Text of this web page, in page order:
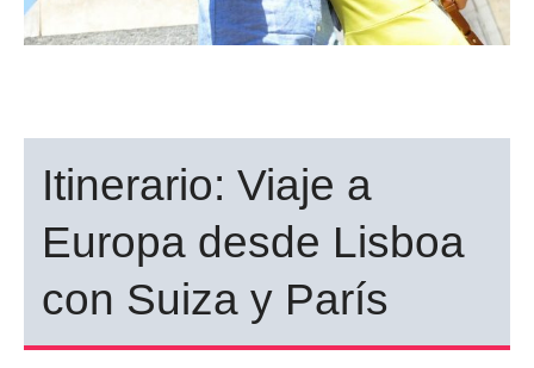
Itinerario: Viaje a
Europa desde Lisboa
con Suiza y París